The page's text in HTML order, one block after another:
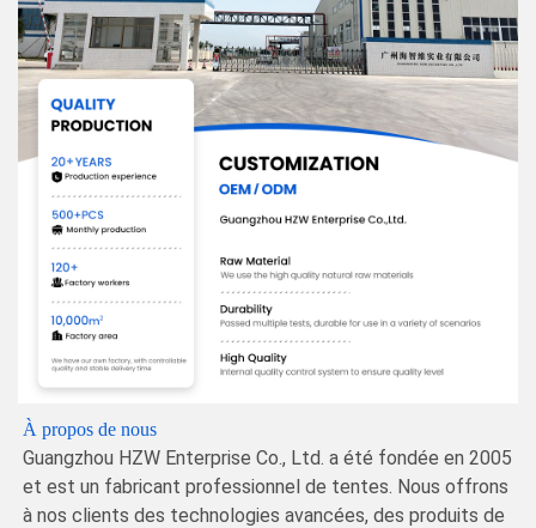
À propos de nous
Guangzhou HZW Enterprise Co., Ltd. a été fondée en 2005
et est un fabricant professionnel de tentes. Nous offrons
à nos clients des technologies avancées, des produits de